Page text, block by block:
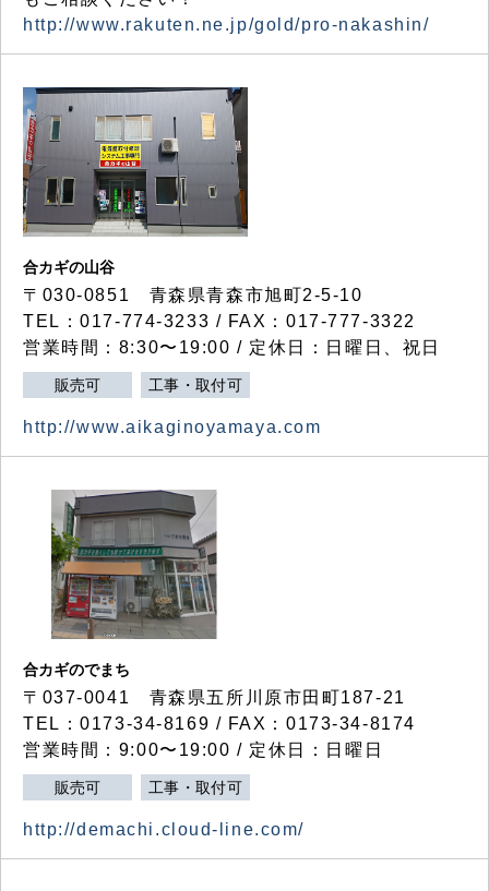
http://www.rakuten.ne.jp/gold/pro-nakashin/
合カギの山谷
〒030-0851 青森県青森市旭町2-5-10
TEL：017-774-3233 / FAX：017-777-3322
営業時間：8:30〜19:00 / 定休日：日曜日、祝日
販売可 工事・取付可
http://www.aikaginoyamaya.com
合カギのでまち
〒037-0041 青森県五所川原市田町187-21
TEL：0173-34-8169 / FAX：0173-34-8174
営業時間：9:00〜19:00 / 定休日：日曜日
販売可 工事・取付可
http://demachi.cloud-line.com/